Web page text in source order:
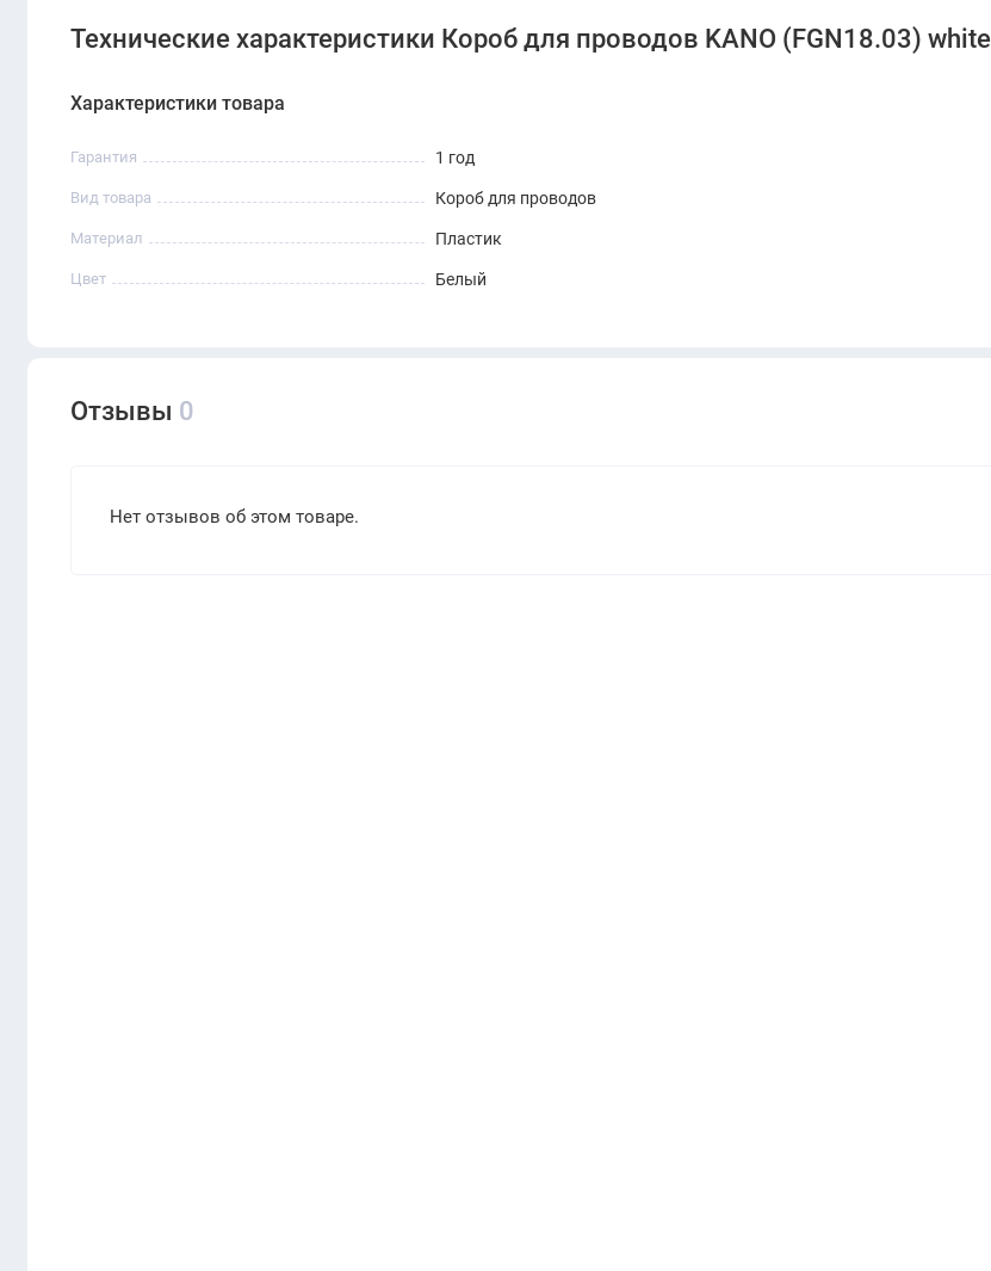
Технические характеристики Короб для проводов KANO (FGN18.03) white
Характеристики товара
Гарантия 1 год
Вид товара Короб для проводов
Материал Пластик
Цвет Белый
Отзывы 0
Нет отзывов об этом товаре.